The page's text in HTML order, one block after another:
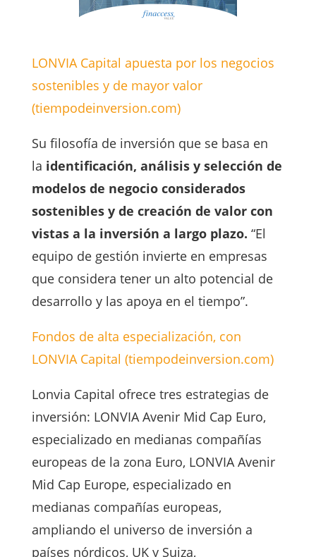
LONVIA Capital apuesta por los negocios
sostenibles y de mayor valor
(tiempodeinversion.com)
Su filosofía de inversión que se basa en
la identificación, análisis y selección de
modelos de negocio considerados
sostenibles y de creación de valor con
vistas a la inversión a largo plazo. “El
equipo de gestión invierte en empresas
que considera tener un alto potencial de
desarrollo y las apoya en el tiempo”.
Fondos de alta especialización, con
LONVIA Capital (tiempodeinversion.com)
Lonvia Capital ofrece tres estrategias de
inversión: LONVIA Avenir Mid Cap Euro,
especializado en medianas compañías
europeas de la zona Euro, LONVIA Avenir
Mid Cap Europe, especializado en
medianas compañías europeas,
ampliando el universo de inversión a
países nórdicos, UK y Suiza,